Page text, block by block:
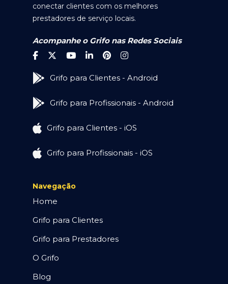
conectar clientes com os melhores
prestadores de serviço locais.
Acompanhe o Grifo nas Redes Sociais
Grifo para Clientes - Android
Grifo para Profissionais - Android
Grifo para Clientes - iOS
Grifo para Profissionais - iOS
Navegação
Home
Grifo para Clientes
Grifo para Prestadores
O Grifo
Blog